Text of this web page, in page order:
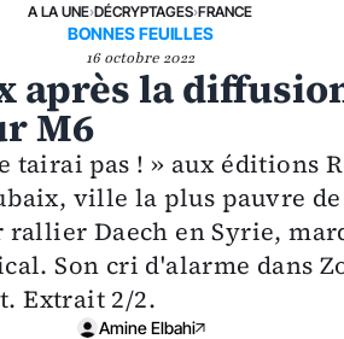
A LA UNE›DÉCRYPTAGES›FRANCE
BONNES FEUILLES
16 octobre 2022
après la
M6
tairai pas ! » aux éditions
ville la plus pauvre de
rallier Daech en Syrie,
Son cri d'alarme dans
Extrait 2/2.
Amine Elbahi